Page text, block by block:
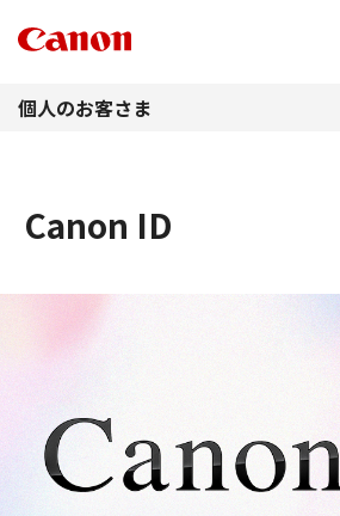
個人のお客さま
Canon ID